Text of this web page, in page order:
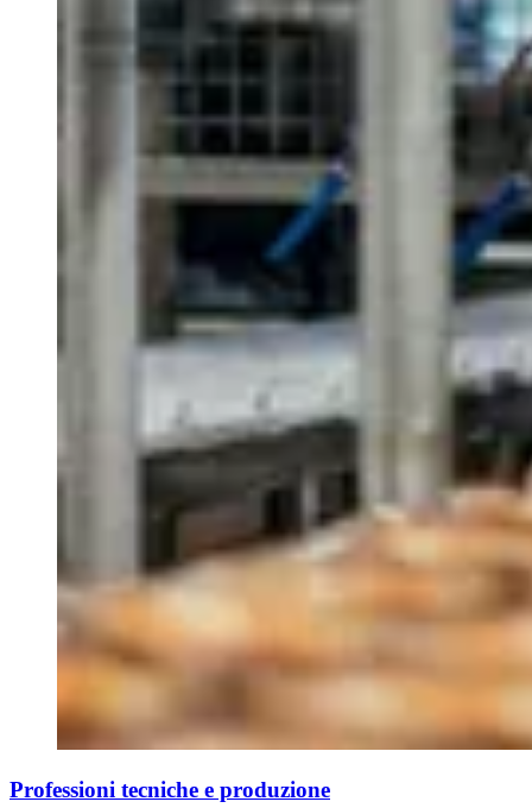
Professioni tecniche e produzione